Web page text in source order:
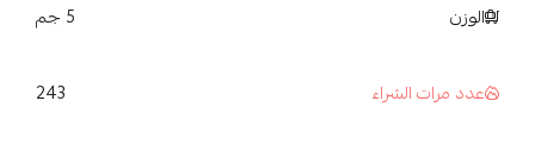
الوزن 5 جم
عدد مرات الشراء 243